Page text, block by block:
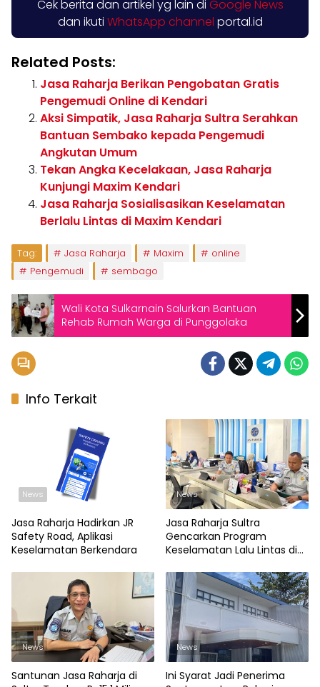
Cek berita dan artikel yg lain di Google News
dan ikuti WhatsApp channel portal.id
Related Posts:
Jasa Raharja Berikan Pengobatan Gratis
Pengemudi Online di Kendari
Aksi Simpatik, Jasa Raharja Sultra Serahkan
Bantuan Sembako kepada Pengemudi
Angkutan Umum
Tekan Angka Kecelakaan, Jasa Raharja
Kunjungi Maxim Kendari
Jasa Raharja Sosialisasikan Keselamatan
Berlalu Lintas di Maxim Kendari
Tag: Jasa Raharja Maxim
online
Pengemudi
sembago
Wali Kota Sulkarnain Salurkan Bantuan
Rehab Rumah Warga di Punggolaka
Info Terkait
News
Jasa Raharja Hadirkan JR
Safety Road, Aplikasi
News
Jasa Raharja Sultra
Gencarkan Program
Keselamatan Lalu Lintas di
News
Santunan Jasa Raharja di
News
Ini Syarat Jadi Penerima